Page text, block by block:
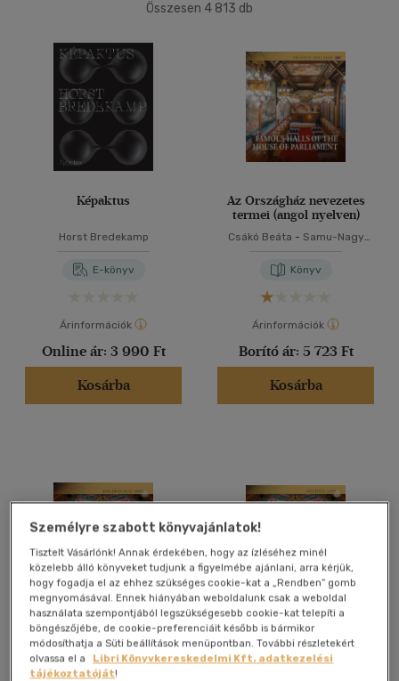
500 Ft alatt (28)
500 Ft - 2500 Ft
2500 Ft - 4500 Ft
4500 Ft felett
Korosztály szerint
14 - 18 év
Gyermek és ifjúsági
Felnőtt (699)
Nyelv szerint
(41)
Cseh(1)
Finn(1)
Francia(9)
Horvát(1)
Japán(1)
Kínai(1)
több nyelv megjelenítése
Összesen 4 813 db
Képaktus
Horst Bredekamp
E-könyv
Árinformációk
Online ár: 3 990 Ft
Kosárba
Az Országház nevezetes
termei (angol nyelven)
Csákó Beáta - Samu-Nagy
Könyv
Árinformációk
Borító ár: 5 723 Ft
Kosárba
Az Országház
üvegművészete (angol
nyelven)
Kerekes Margit
Az Országház
üvegművészete
Személyre szabott könyvajánlatok!
Tisztelt Vásárlónk! Annak érdekében, hogy az ízléséhez minél
közelebb álló könyveket tudjunk a figyelmébe ajánlani, arra kérjük,
hogy fogadja el az ehhez szükséges cookie-kat a „Rendben” gomb
megnyomásával. Ennek hiányában weboldalunk csak a weboldal
használata szempontjából legszükségesebb cookie-kat telepíti a
böngészőjébe, de cookie-preferenciáit később is bármikor
módosíthatja a Süti beállítások menüpontban. További részletekért
olvassa el a
Libri Könyvkereskedelmi Kft. adatkezelési
tájékoztatóját!